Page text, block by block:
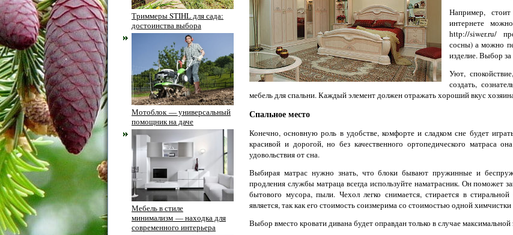
Триммеры STIHL для сада:
достоинства выбора
Мотоблок — универсальный
помощник на даче
Мебель в стиле
минимализм — находка для
современного интерьера
Например,
интернете
http://siwer.ru/
сосны) а можно
изделие. Выбор
Уют,
создать,
мебель для спальни. Каждый элемент должен отражать хороший вкус
Спальное место
Конечно, основную роль в удобстве, комфорте и сладком сне будет
красивой и дорогой, но без качественного ортопедического матраса
удовольствия от сна.
Выбирая матрас нужно знать, что блоки бывают пружинные и
продления службы матраца всегда используйте наматрасник. Он поможет
бытового мусора, пыли. Чехол легко снимается, стирается в
является, так как его стоимость соизмерима со стоимостью одной
Выбор вместо кровати дивана будет оправдан только в случае